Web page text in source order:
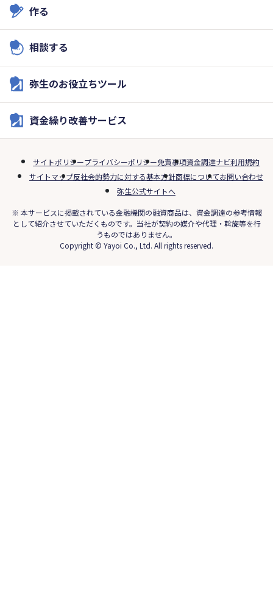
作る
相談する
弥生のお役立ちツール
資金繰り改善サービス
サイトポリシープライバシーポリシー免責事項資金調達ナビ利用規約
サイトマップ反社会的勢力に対する基本方針商標についてお問い合わせ
弥生公式サイトへ
※ 本サービスに掲載されている金融機関の融資商品は、資金調達の参考情報
として紹介させていただくものです。当社が契約の媒介や代理・斡旋等を行
うものではありません。
Copyright © Yayoi Co., Ltd. All rights reserved.